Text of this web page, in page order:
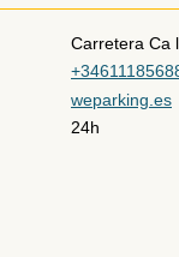
Carretera Ca
weparking.es
24h